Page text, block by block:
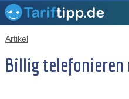
Artikel
Billig telefonieren